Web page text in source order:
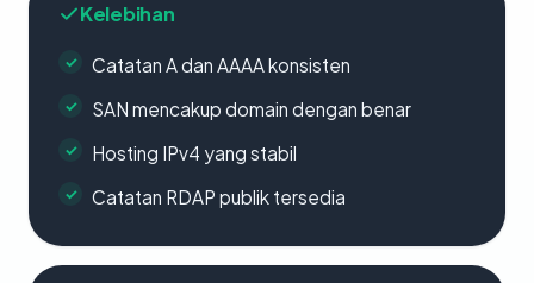
Kelebihan
Catatan A dan AAAA konsisten
SAN mencakup domain dengan benar
Hosting IPv4 yang stabil
Catatan RDAP publik tersedia